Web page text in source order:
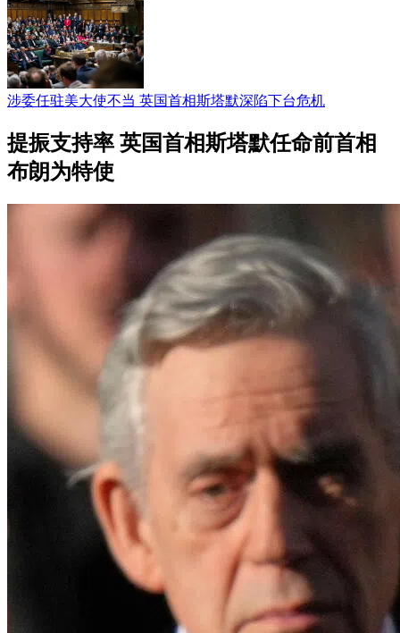
涉委任驻美大使不当 英国首相斯塔默深陷下台危机
提振支持率 英国首相斯塔默任命前首相
布朗为特使